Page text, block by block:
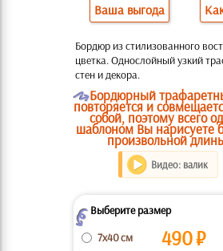
Ваша выгода
Бордюр из стилизованного
цветка. Однослойный узкий
стен и декора.
OБордюрный
повторяется и
собой, поэтому всего
шаблоном Вы нарисуете
произвольной
Видео: валик
ZВыберите размер
7x40 см
490₽